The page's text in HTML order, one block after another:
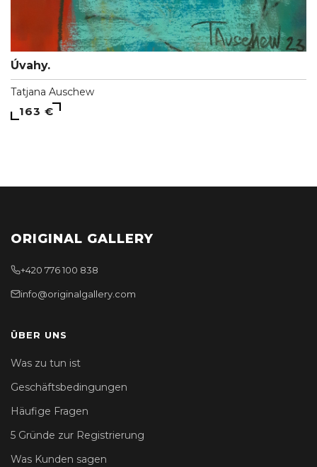
Úvahy.
Tatjana Auschew
163 €
ORIGINAL GALLERY
+420 776 100 838
info@originalgallery.com
ÜBER UNS
Was zu tun ist
Geschäftsbedingungen
Häufige Fragen
5 Gründe zur Registrierung
Was Kunden sagen